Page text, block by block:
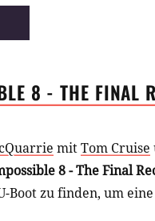
8 - THE FINAL
mitTom Cruise
8 - The Final
Boot zu finden, um